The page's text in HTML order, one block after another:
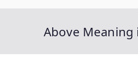
Above Meaning